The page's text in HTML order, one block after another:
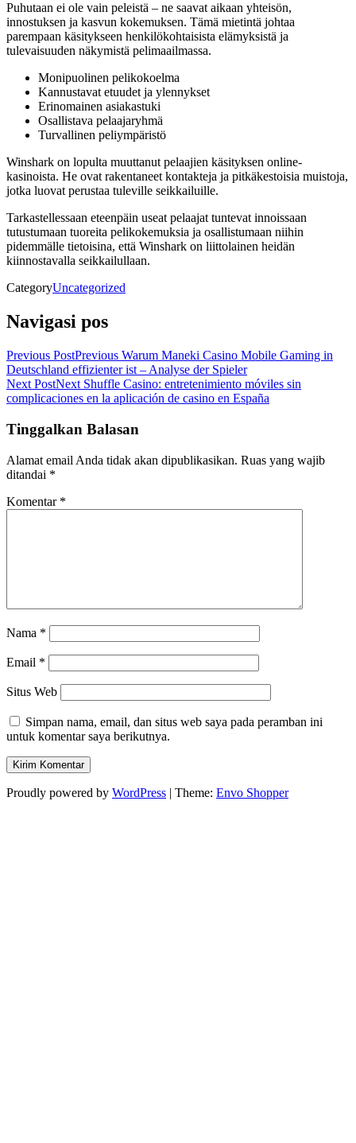
Puhutaan ei ole vain peleistä – ne saavat aikaan yhteisön,
innostuksen ja kasvun kokemuksen. Tämä mietintä johtaa
parempaan käsitykseen henkilökohtaisista elämyksistä ja
tulevaisuuden näkymistä pelimaailmassa.
Monipuolinen pelikokoelma
Kannustavat etuudet ja ylennykset
Erinomainen asiakastuki
Osallistava pelaajaryhmä
Turvallinen peliympäristö
Winshark on lopulta muuttanut pelaajien käsityksen online-
kasinoista. He ovat rakentaneet kontakteja ja pitkäkestoisia muistoja,
jotka luovat perustaa tuleville seikkailuille.
Tarkastellessaan eteenpäin useat pelaajat tuntevat innoissaan
tutustumaan tuoreita pelikokemuksia ja osallistumaan niihin
pidemmälle tietoisina, että Winshark on liittolainen heidän
kiinnostavalla seikkailullaan.
CategoryUncategorized
Navigasi pos
Previous PostPrevious Warum Maneki Casino Mobile Gaming in
Deutschland effizienter ist – Analyse der Spieler
Next PostNext Shuffle Casino: entretenimiento móviles sin
complicaciones en la aplicación de casino en España
Tinggalkan Balasan
Alamat email Anda tidak akan dipublikasikan. Ruas yang wajib
ditandai *
Komentar *
Nama *
Email *
Situs Web
Simpan nama, email, dan situs web saya pada peramban ini
untuk komentar saya berikutnya.
Proudly powered by WordPress | Theme: Envo Shopper